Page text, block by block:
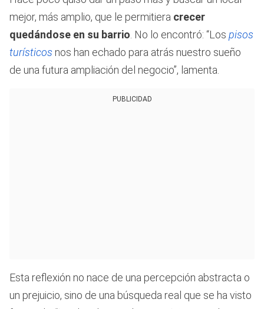
mejor, más amplio, que le permitiera crecer
quedándose en su barrio. No lo encontró: “Los pisos
turísticos nos han echado para atrás nuestro sueño
de una futura ampliación del negocio”, lamenta.
PUBLICIDAD
Esta reflexión no nace de una percepción abstracta o
un prejuicio, sino de una búsqueda real que se ha visto